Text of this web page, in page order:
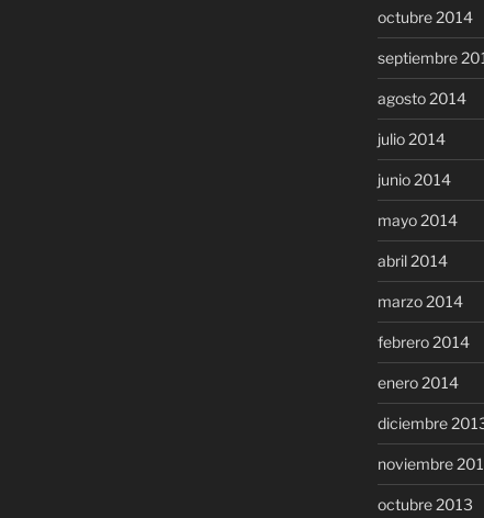
octubre 2014
septiembre
agosto 2014
julio 2014
junio 2014
mayo 2014
abril 2014
marzo 2014
febrero 2014
enero 2014
diciembre
noviembre
octubre 2013